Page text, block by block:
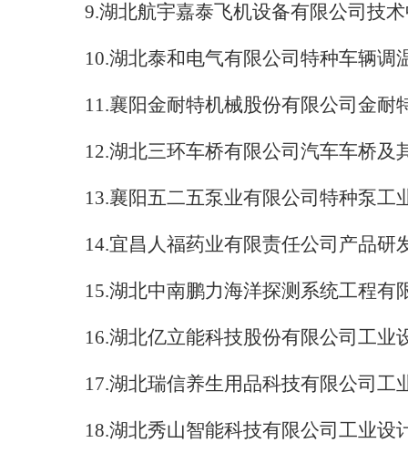
9.湖北航宇嘉泰飞机设备有限公司技
10.湖北泰和电气有限公司特种车辆调
11.襄阳金耐特机械股份有限公司金耐
12.湖北三环车桥有限公司汽车车桥及
13.襄阳五二五泵业有限公司特种泵工
14.宜昌人福药业有限责任公司产品研
15.湖北中南鹏力海洋探测系统工程有
16.湖北亿立能科技股份有限公司工业
17.湖北瑞信养生用品科技有限公司工
18.湖北秀山智能科技有限公司工业设